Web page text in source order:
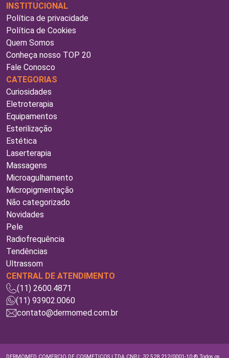
INSTITUCIONAL
Política de privacidade
Política de Cookies
Quem Somos
Conheça nosso TOP 20
Fale Conosco
CATEGORIAS
Curiosidades
Eletroterapia
Equipamentos
Esterilização
Estética
Laserterapia
Massagens
Microagulhamento
Micropigmentação
Não categorizado
Novidades
Pele
Radiofrequência
Tendências
Ultrassom
CENTRAL DE ATENDIMENTO
(11) 2600.4871
(11) 93902.0060
contato@dermomed.com.br
DERMOMED COMERCIO DE COSMETICOS LTDA CNPJ: 32.528.212/0001-10 ® Todos os